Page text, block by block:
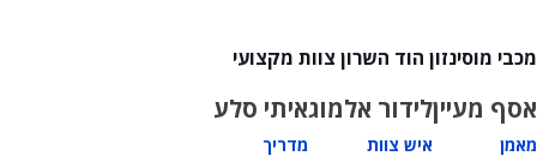
מכבי מוסינזון הוד השרון צוות מקצועי
אסף מעיין
מאמן
לידור אלמוג
איש צוות
איתי סלע
מדריך